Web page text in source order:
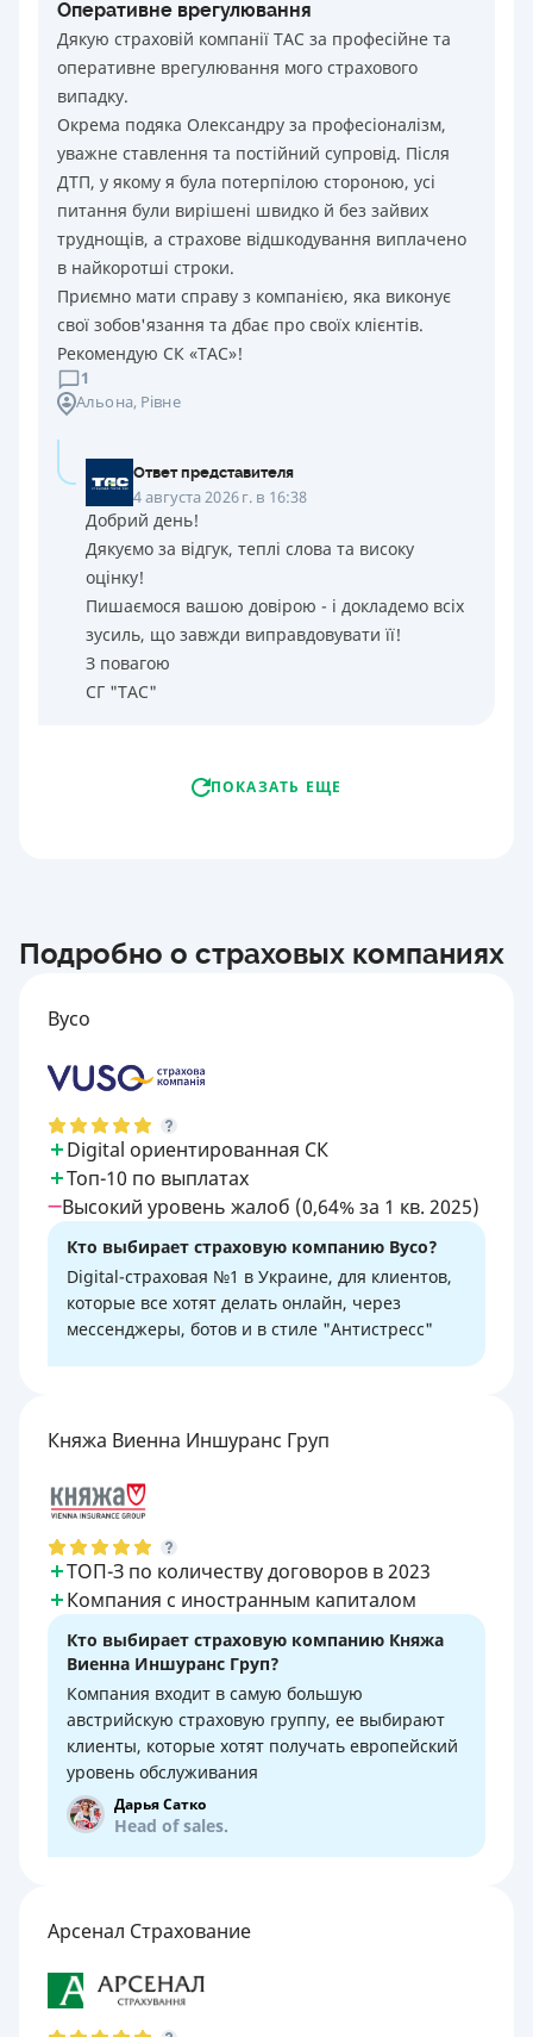
Оперативне врегулювання
Дякую страховій компанії ТАС за професійне та
оперативне врегулювання мого страхового
випадку.
Окрема подяка Олександру за професіоналізм,
уважне ставлення та постійний супровід. Після
ДТП, у якому я була потерпілою стороною, усі
питання були вирішені швидко й без зайвих
труднощів, а страхове відшкодування виплачено
в найкоротші строки.
Приємно мати справу з компанією, яка виконує
свої зобов'язання та дбає про своїх клієнтів.
Рекомендую СК «ТАС»!
1
Альона, Рівне
Ответ представителя
4 августа 2026 г. в 16:38
Добрий день!
Дякуємо за відгук, теплі слова та високу
оцінку!
Пишаємося вашою довірою - і докладемо всіх
зусиль, що завжди виправдовувати її!
З повагою
СГ "ТАС"
ПОКАЗАТЬ ЕЩЕ
Подробно о страховых компаниях
Вусо
Digital ориентированная СК
Топ-10 по выплатах
Высокий уровень жалоб (0,64% за 1 кв. 2025)
Кто выбирает страховую компанию Вусо?
Digital-страховая №1 в Украине, для клиентов,
которые все хотят делать онлайн, через
мессенджеры, ботов и в стиле "Антистресс"
Княжа Виенна Иншуранс Груп
ТОП-З по количеству договоров в 2023
Компания с иностранным капиталом
Кто выбирает страховую компанию Княжа
Виенна Иншуранс Груп?
Компания входит в самую большую
австрийскую страховую группу, ее выбирают
клиенты, которые хотят получать европейский
уровень обслуживания
Дарья Сатко
Head of sales.
Арсенал Страхование